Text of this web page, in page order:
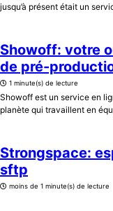
jusqu’à présent était un
Showoff: votre
de pré-
1 minute(s) de lecture
Showoff est un service en
planète qui travaillent en
Strongspace:
sftp
moins de 1 minute(s) de lecture